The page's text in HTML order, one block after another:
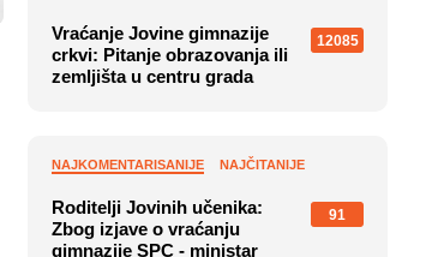
Vraćanje Jovine gimnazije
crkvi: Pitanje obrazovanja ili
zemljišta u centru grada
12085
NAJKOMENTARISANIJE NAJČITANIJE
Roditelji Jovinih učenika:
Zbog izjave o vraćanju
gimnazije SPC - ministar
91